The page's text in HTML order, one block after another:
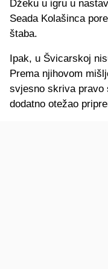
Džeku u igru u
Seada Kolašinca
štaba.
Ipak, u Švicarskoj
Prema njihovom
svjesno skriva pravo
dodatno otežao